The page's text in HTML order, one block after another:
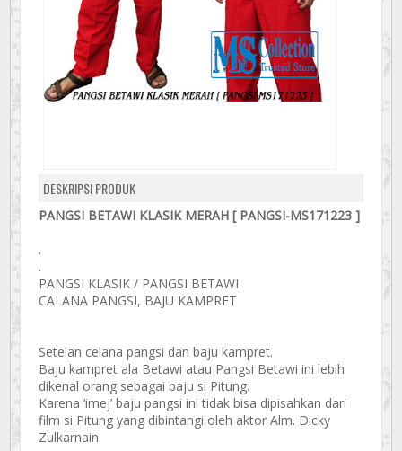
DESKRIPSI PRODUK
PANGSI BETAWI KLASIK MERAH [ PANGSI-MS171223 ]
.
.
PANGSI KLASIK / PANGSI BETAWI
CALANA PANGSI, BAJU KAMPRET
Setelan celana pangsi dan baju kampret.
Baju kampret ala Betawi atau Pangsi Betawi ini lebih
dikenal orang sebagai baju si Pitung.
Karena ‘imej’ baju pangsi ini tidak bisa dipisahkan dari
film si Pitung yang dibintangi oleh aktor Alm. Dicky
Zulkarnain.